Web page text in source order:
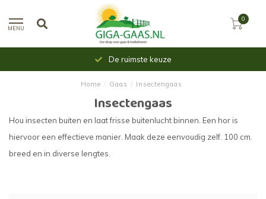
MENU
0
Uit voorraad leverbaar
Home / Gaas / Insectengaas
Insectengaas
Hou insecten buiten en laat frisse buitenlucht binnen. Een hor is
hiervoor een effectieve manier. Maak deze eenvoudig zelf. 100 cm.
breed en in diverse lengtes.